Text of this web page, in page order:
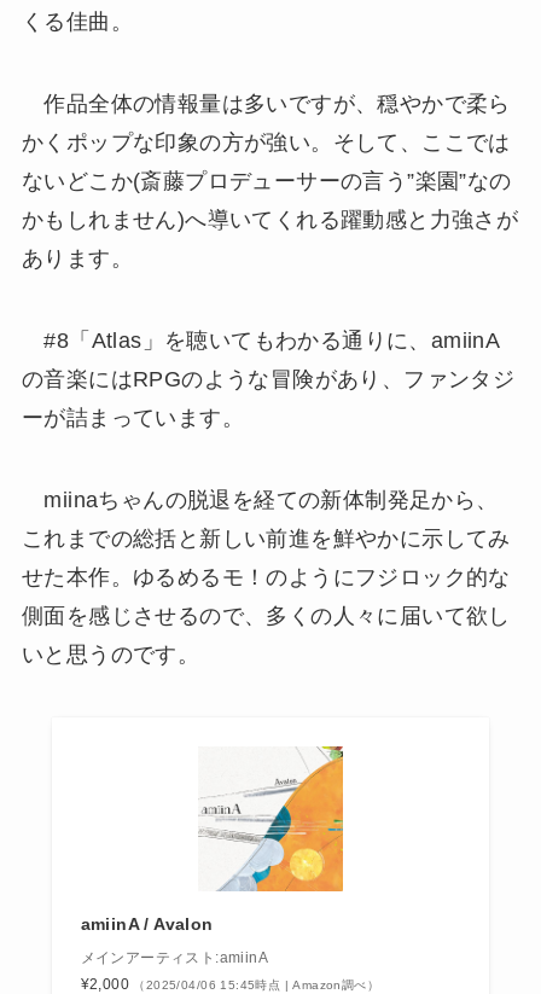
くる佳曲。
作品全体の情報量は多いですが、穏やかで柔ら
かくポップな印象の方が強い。そして、ここでは
ないどこか(斎藤プロデューサーの言う”楽園”なの
かもしれません)へ導いてくれる躍動感と力強さが
あります。
#8「Atlas」を聴いてもわかる通りに、amiinA
の音楽にはRPGのような冒険があり、ファンタジ
ーが詰まっています。
miinaちゃんの脱退を経ての新体制発足から、
これまでの総括と新しい前進を鮮やかに示してみ
せた本作。ゆるめるモ！のようにフジロック的な
側面を感じさせるので、多くの人々に届いて欲し
いと思うのです。
amiinA / Avalon
メインアーティスト:amiinA
¥2,000
（2025/04/06 15:45時点 | Amazon調べ）